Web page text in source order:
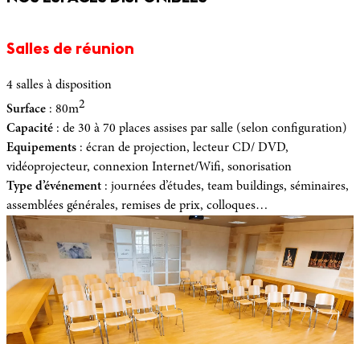
Salles de réunion
4 salles à disposition
Surface : 80m2
Capacité : de 30 à 70 places assises par salle (selon configuration)
Equipements : écran de projection, lecteur CD/ DVD,
vidéoprojecteur, connexion Internet/Wifi, sonorisation
Type d’événement : journées d’études, team buildings, séminaires,
assemblées générales, remises de prix, colloques…